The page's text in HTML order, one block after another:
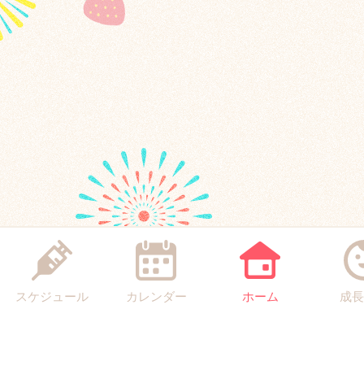
スケジュール カレンダー ホーム 成